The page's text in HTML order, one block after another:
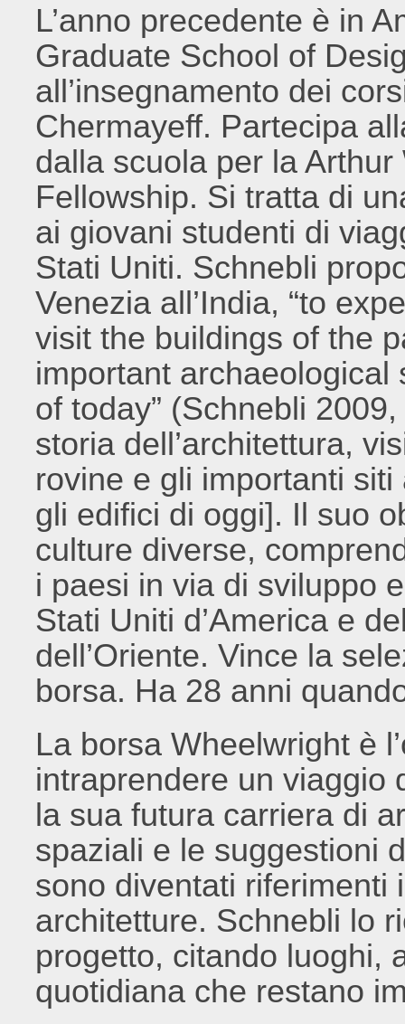
L’anno precedente è in
Graduate School of
all’insegnamento dei
Chermayeff. Partecipa
dalla scuola per la
Fellowship. Si tratta di
ai giovani studenti di
Stati Uniti. Schnebli
Venezia all’India, “to
visit the buildings of the
important
of today” (Schnebli
storia dell’architettura,
rovine e gli importanti
gli edifici di oggi]. Il suo
culture diverse,
i paesi in via di sviluppo
Stati Uniti d’America e
dell’Oriente. Vince la
borsa. Ha 28 anni
La borsa Wheelwright è
intraprendere un viaggio
la sua futura carriera di
spaziali e le suggestioni
sono diventati riferimenti
architetture. Schnebli lo
progetto, citando luoghi,
quotidiana che restano